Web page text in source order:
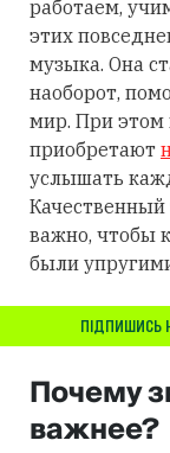
работаем,
этих
музыка. Она
наоборот,
мир. При этом
приобретают
услышать
Качественный
важно, чтобы
были
ПІДПИШИСЬ
Почему
важнее?